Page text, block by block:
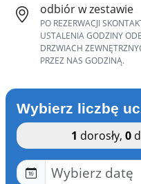
odbiór w zestawie
PO REZERWACJI
USTALENIA GODZINY
DRZWIACH
PRZEZ NAS GODZINĄ.
Wybierz liczbę
1 dorosły, 0